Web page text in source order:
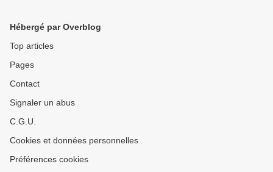
Hébergé par Overblog
Top articles
Pages
Contact
Signaler un abus
C.G.U.
Cookies et données personnelles
Préférences cookies